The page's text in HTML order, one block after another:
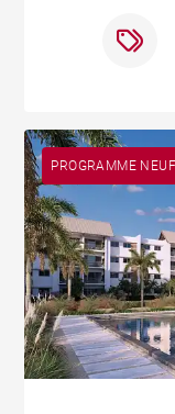
PROGRAMME NEUF